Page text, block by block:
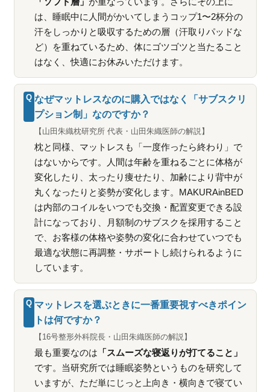
は、睡眠中に人間がかいてしまうコップ1〜2杯分の
汗をしっかりと吸収するための層（汗取りパッドな
ど）を重ねているため、体にゴツゴツと当たること
はなく、快適にお休みいただけます。
Q なぜマットレスなのに購入ではなく「サブスクリ
プション制」なのですか？
【山田朱織枕研究所 代表・山田朱織医師の解説】
枕と同様、マットレスも「一度作ったら終わり」で
はないからです。人間は年齢を重ねるごとに体格が
変化したり、太ったり痩せたり、加齢により背中が
丸くなったりと姿勢が変化します。MAKURAinBED
は内部のコイルをいつでも交換・配置変更できる設
計になっており、月額制のサブスクを採用すること
で、お客様の体格や姿勢の変化に合わせていつでも
最適な状態に再調整・サポートし続けられるように
しています。
Q マットレスを選ぶときに一番重要視すべきポイン
トは何ですか？
【16号整形外科院長・山田朱織医師の解説】
最も重要なのは 「スムーズな寝返りが打てること」
です。当研究所では睡眠姿勢というものを研究して
いますが、ただ単にじっと上向き・横向きで寝てい